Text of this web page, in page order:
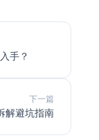
手？
下一篇
解避坑指南